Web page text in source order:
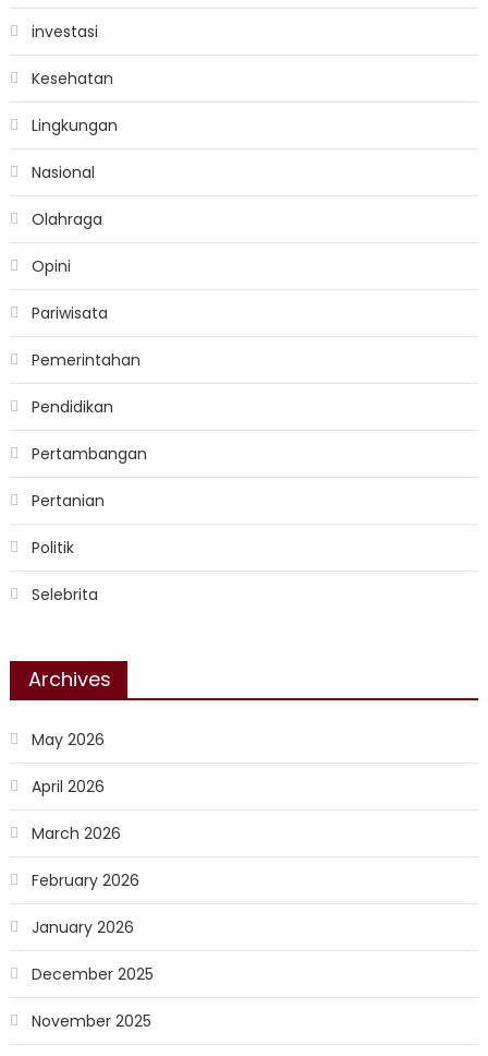
investasi
Kesehatan
Lingkungan
Nasional
Olahraga
Opini
Pariwisata
Pemerintahan
Pendidikan
Pertambangan
Pertanian
Politik
Selebrita
Archives
May 2026
April 2026
March 2026
February 2026
January 2026
December 2025
November 2025